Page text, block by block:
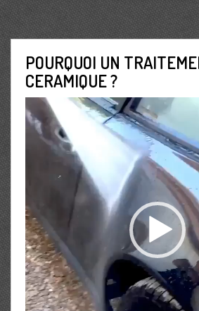
POURQUOI UN
CERAMIQUE ?
Lecteur
vidéo